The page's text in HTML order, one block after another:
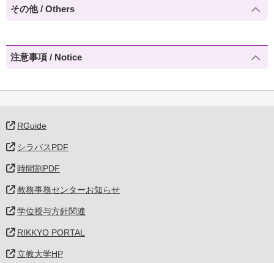
その他 / Others
注意事項 / Notice
RGuide
シラバスPDF
時間割PDF
教務事務センターお知らせ
学位授与方針関連
RIKKYO PORTAL
立教大学HP